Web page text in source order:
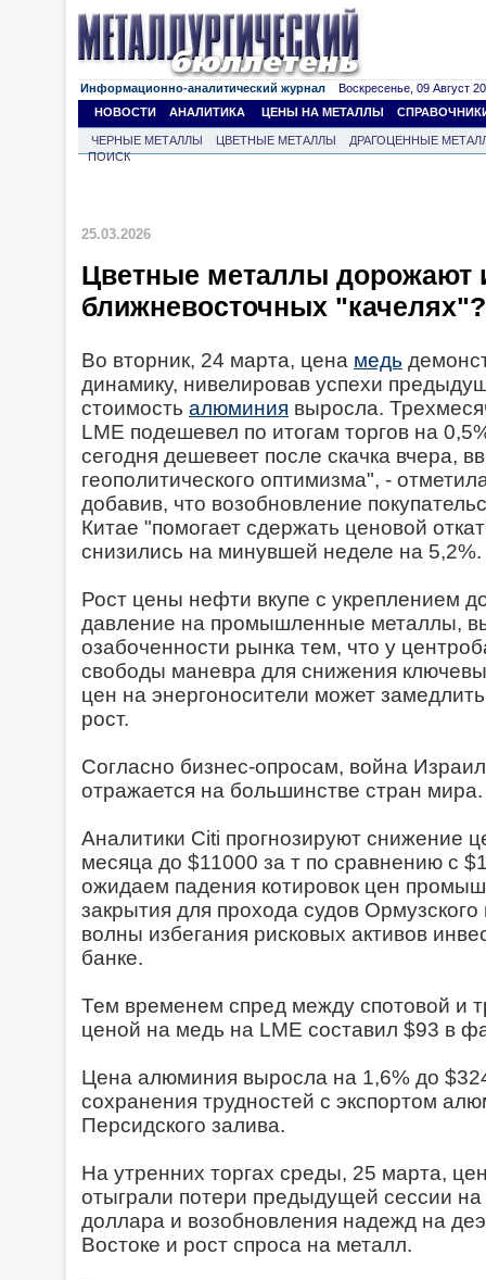
Информационно-аналитический журнал Воскресенье, 09 Август
НОВОСТИ
АНАЛИТИКА ЦЕНЫ НА МЕТАЛЛЫ
ЧЕРНЫЕ МЕТАЛЛЫ ЦВЕТНЫЕ МЕТАЛЛЫ
ДРАГОЦЕННЫЕ
ПОИСК
25.03.2026
Цветные металлы дорожают
ближневосточных "качелях"?
Во вторник, 24 марта, цена медь
динамику, нивелировав успехи
стоимость алюминия выросла.
LME подешевел по итогам торгов на
сегодня дешевеет после скачка вчера,
геополитического оптимизма", -
добавив, что возобновление
Китае "помогает сдержать ценовой
снизились на минувшей неделе на 5,2%.
Рост цены нефти вкупе с укреплением
давление на промышленные металлы,
озабоченности рынка тем, что у
свободы маневра для снижения
цен на энергоносители может
рост.
Согласно бизнес-опросам, война
отражается на большинстве стран мира.
Аналитики Citi прогнозируют снижение
месяца до $11000 за т по сравнению с
ожидаем падения котировок цен
закрытия для прохода судов
волны избегания рисковых активов
банке.
Тем временем спред между спотовой и
ценой на медь на LME составил $93 в
Цена алюминия выросла на 1,6% до
сохранения трудностей с экспортом
Персидского залива.
На утренних торгах среды, 25 марта,
отыграли потери предыдущей сессии
доллара и возобновления надежд на
Востоке и рост спроса на металл.